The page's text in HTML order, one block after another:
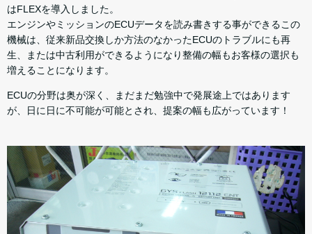
はFLEXを導入しました。
エンジンやミッションのECUデータを読み書きする事ができるこの
機械は、従来新品交換しか方法のなかったECUのトラブルにも再
生、または中古利用ができるようになり整備の幅もお客様の選択も
増えることになります。
ECUの分野は奥が深く、まだまだ勉強中で発展途上ではあります
が、日に日に不可能が可能とされ、提案の幅も広がっています！